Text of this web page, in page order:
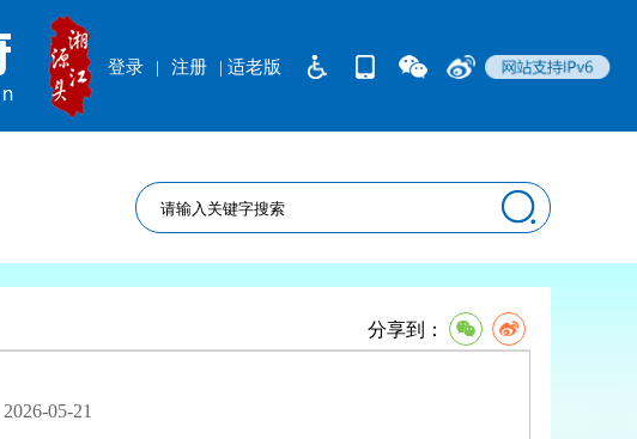
| 适老版
登录 | 注册
分享到：
2026-05-21